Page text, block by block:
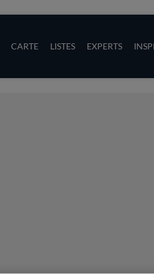
CARTE LISTES EXPERTS